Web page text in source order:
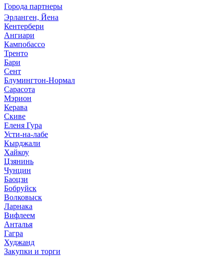
Города партнеры
Эрланген, Йена
Кентербери
Ангиари
Кампобассо
Тренто
Бари
Сент
Блумингтон-Нормал
Сарасота
Мэрион
Керава
Скиве
Еленя Гура
Усти-на-лабе
Кырджали
Хайкоу
Цзянинь
Чунцин
Баоцзи
Бобруйск
Волковыск
Ларнака
Вифлеем
Анталья
Гагра
Худжанд
Закупки и торги